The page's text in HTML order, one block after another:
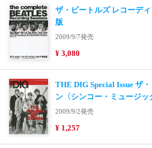
ザ・ビートルズ レコーデ
版
2009/9/7発売
¥ 3,080
THE DIG Special Issue ザ
ン〈シンコー・ミュージッ
2009/9/2発売
¥ 1,257